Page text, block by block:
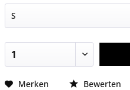
Merken Bewerten